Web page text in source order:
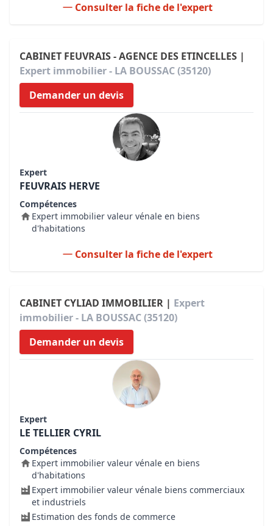
Consulter la fiche de l'expert
CABINET FEUVRAIS - AGENCE DES ETINCELLES |
Expert immobilier - LA BOUSSAC (35120)
Demander un devis
Expert
FEUVRAIS HERVE
Compétences
Expert immobilier valeur vénale en biens
d'habitations
Consulter la fiche de l'expert
CABINET CYLIAD IMMOBILIER | Expert
immobilier - LA BOUSSAC (35120)
Demander un devis
Expert
LE TELLIER CYRIL
Compétences
Expert immobilier valeur vénale en biens
d'habitations
Expert immobilier valeur vénale biens commerciaux
et industriels
Estimation des fonds de commerce